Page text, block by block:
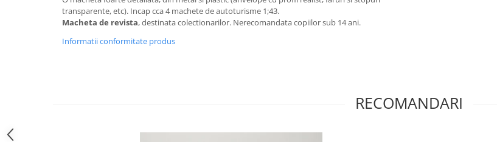
Machete motocicletetransparente, etc). Incap cca 4 machete de autoturisme 1;43.
Macheta de revista, destinata colectionarilor. Nerecomandata copiilor sub 14 ani.
Informatii conformitate produs
RECOMANDARI